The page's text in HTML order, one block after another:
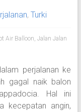
, Turki
Air Balloon, Jalan Jalan
perjalanan ke
gagal naik balon
Hal ini
kecepatan angin,